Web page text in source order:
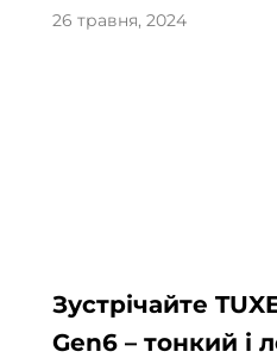
26 травня, 2024
Зустрічайте
Gen6 – тонкий і